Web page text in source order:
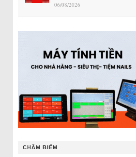
06/08/2026
CHÂM BIẾM